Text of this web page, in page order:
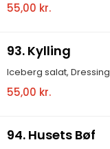
55,00 kr.
93. Kylling
Iceberg salat, Dressing
55,00 kr.
94. Husets Bøf